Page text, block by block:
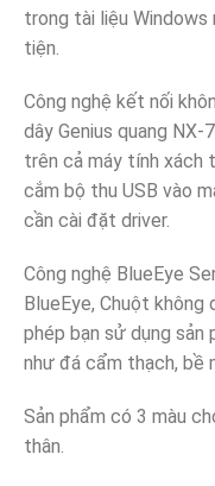
trong tài liệu Windows
tiện.
Công nghệ kết nối
dây Genius quang
trên cả máy tính xách
cắm bộ thu USB vào
cần cài đặt driver.
Công nghệ BlueEye
BlueEye, Chuột không
phép bạn sử dụng sản
như đá cẩm thạch, bề
Sản phẩm có 3 màu
thân.